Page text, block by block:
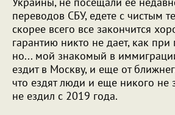
переводов СБУ, едете с чистым
скорее всего все закончится
гарантию никто не дает, как
но... мой знакомый в
ездит в Москву, и еще от
что ездят люди и еще никого не
не ездил с 2019 года.